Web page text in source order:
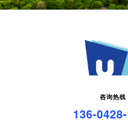
咨询热线
136-